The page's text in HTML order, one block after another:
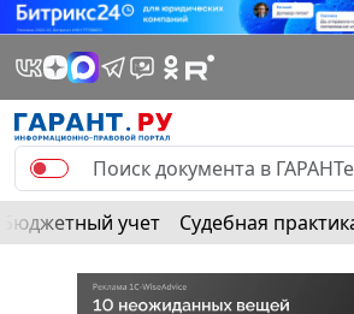
Бюджетный учет Судебная